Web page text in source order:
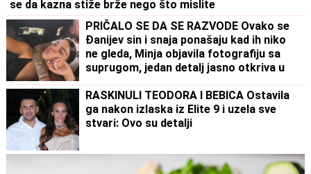
se da kazna stiže brže nego što mislite
PRIČALO SE DA SE RAZVODE Ovako se
Đanijev sin i snaja ponašaju kad ih niko
ne gleda, Minja objavila fotografiju sa
suprugom, jedan detalj jasno otkriva u
kakvom su braku
RASKINULI TEODORA I BEBICA Ostavila
ga nakon izlaska iz Elite 9 i uzela sve
stvari: Ovo su detalji